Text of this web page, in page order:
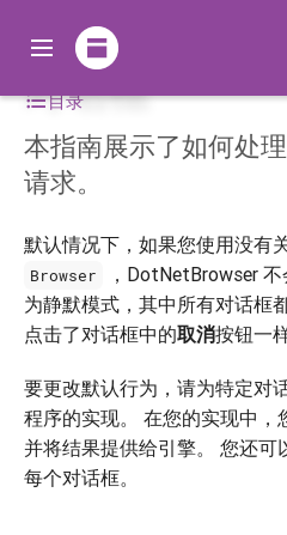
目录
对话框
本指南展示了如何处
请求。
默认情况下，如果您使用没有
Browser
，DotNetBrowser
为静默模式，其中所有对话框
点击了对话框中的取消按钮一样
要更改默认行为，请为特定对
程序的实现。 在您的实现中
并将结果提供给引擎。 您还
每个对话框。